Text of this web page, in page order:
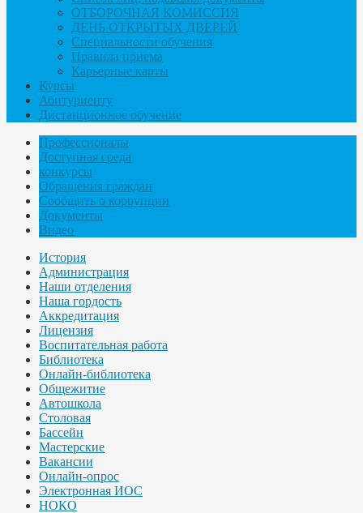
ОТБОРОЧНАЯ КОМИССИЯ
ДЕНЬ ОТКРЫТЫХ ДВЕРЕЙ
Специальности обучения
Правила приема
Карьерные карты
Курсы
Абитуриенту
Дистанционное обучение
Профессионалы
Доступная среда
конкурсы
Обращения граждан
Сообщить о коррупции
Документы
Видео
История
Администрация
Наши отделения
Наша гордость
Аккредитация
Лицензия
Воспитательная работа
Библиотека
Онлайн-библиотека
Общежитие
Автошкола
Столовая
Бассейн
Мастерские
Вакансии
Онлайн-опрос
Электронная ИОС
НОКО